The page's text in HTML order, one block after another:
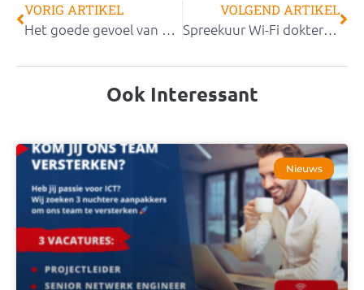
VORIG ARTIKEL
Het goede gevoel van Campus Middelsee
VOLGEND ARTIKEL
Spreekuur Wi-Fi dokter op Dyade Congres – De Superschool
Ook Interessant
Nieuws